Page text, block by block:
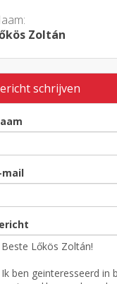
Zoltán
schrijven
mail